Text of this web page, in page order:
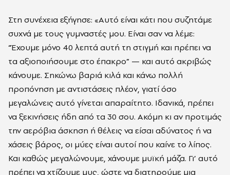
Στη συνέχεια εξήγησε: «Αυτό είναι κάτι που συζητάμε
συχνά με τους γυμναστές μου. Είναι σαν να λέμε:
“Έχουμε μόνο 40 λεπτά αυτή τη στιγμή και πρέπει να
τα αξιοποιήσουμε στο έπακρο” — και αυτό ακριβώς
κάνουμε. Σηκώνω βαριά κιλά και κάνω πολλή
προπόνηση με αντιστάσεις πλέον, γιατί όσο
μεγαλώνεις αυτό γίνεται απαραίτητο. Ιδανικά, πρέπει
να ξεκινήσεις ήδη από τα 30 σου. Ακόμη κι αν προτιμάς
την αερόβια άσκηση ή θέλεις να είσαι αδύνατος ή να
χάσεις βάρος, οι μύες είναι αυτοί που καίνε το λίπος.
Και καθώς μεγαλώνουμε, χάνουμε μυϊκή μάζα. Γι’ αυτό
πρέπει να χτίζουμε μυς, ώστε να διατηρούμε μια